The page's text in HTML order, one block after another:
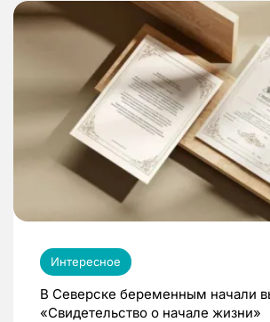
Интересное
В Северске беременным начали
«Свидетельство о начале жизни»